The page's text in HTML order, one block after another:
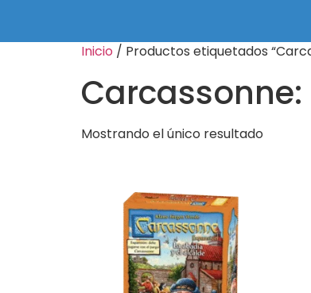
Inicio / Productos etiquetados
Mostrando el único resultado